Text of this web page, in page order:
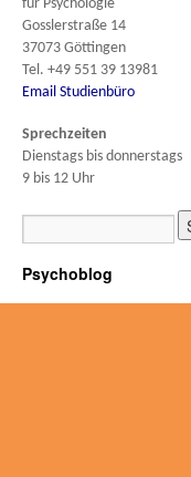
für Psychologie
Gosslerstraße 14
37073 Göttingen
Tel. +49 551 39 13981
Email Studienbüro
Sprechzeiten
Dienstags bis donnerstags
9 bis 12 Uhr
Psychoblog